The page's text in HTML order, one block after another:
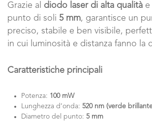
Grazie al diodo laser di alta qualità e
punto di soli 5 mm, garantisce un
preciso, stabile e ben visibile,
in cui luminosità e distanza fanno la
Caratteristiche principali
Potenza: 100 mW
Lunghezza d’onda: 520 nm (verde
Diametro del punto: 5 mm